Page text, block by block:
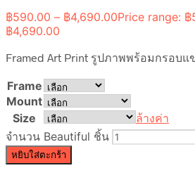
฿590.00 – ฿4,690.00Price range:
฿4,690.00
Framed Art Print รูปภาพพร้อมกรอบแ
Frame
Mount
Size
ล้างค่า
จำนวน Beautiful ชิ้น
หยิบใส่ตะกร้า